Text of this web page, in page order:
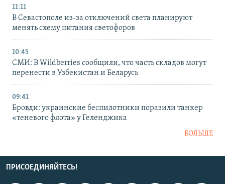
11:11
В Севастополе из-за отключений света планируют
менять схему питания светофоров
10:45
СМИ: В Wildberries сообщили, что часть складов могут
перенести в Узбекистан и Беларусь
09:41
Бровди: украинские беспилотники поразили танкер
«теневого флота» у Геленджика
БОЛЬШЕ
ПРИСОЕДИНЯЙТЕСЬ!